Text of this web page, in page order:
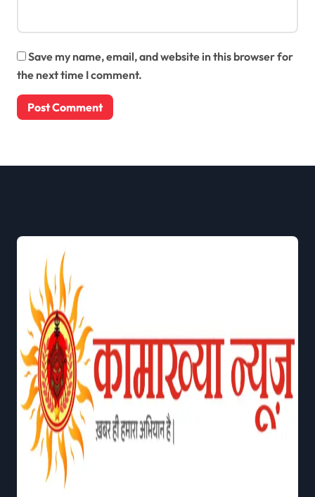
Save my name, email, and website in this browser for
the next time I comment.